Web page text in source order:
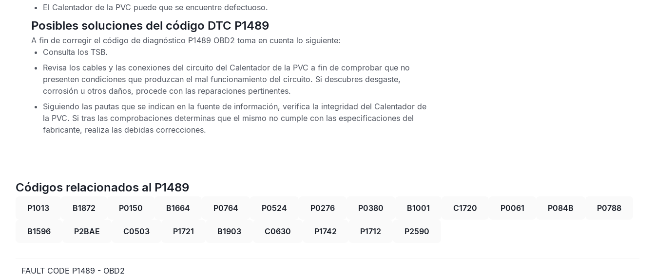
El Calentador de la PVC puede que se encuentre defectuoso.
Posibles soluciones del código DTC P1489
A fin de corregir el código de diagnóstico P1489 OBD2 toma en cuenta lo siguiente:
Consulta los TSB.
Revisa los cables y las conexiones del circuito del Calentador de la PVC a fin de comprobar que no
presenten condiciones que produzcan el mal funcionamiento del circuito. Si descubres desgaste,
corrosión u otros daños, procede con las reparaciones pertinentes.
Siguiendo las pautas que se indican en la fuente de información, verifica la integridad del Calentador de
la PVC. Si tras las comprobaciones determinas que el mismo no cumple con las especificaciones del
fabricante, realiza las debidas correcciones.
Códigos relacionados al P1489
P1013 B1872 P0150 B1664 P0764 P0524 P0276 P0380 B1001 C1720 P0061 P084B P0788
B1596 P2BAE C0503 P1721 B1903 C0630 P1742 P1712 P2590
FAULT CODE P1489 - OBD2